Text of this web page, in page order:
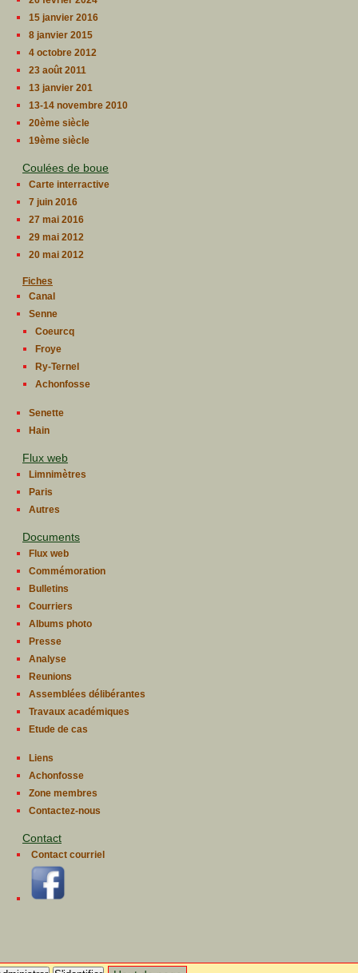
15 janvier 2016
8 janvier 2015
4 octobre 2012
23 août 2011
13 janvier 201
13-14 novembre 2010
20ème siècle
19ème siècle
Coulées de boue
Carte interractive
7 juin 2016
27 mai 2016
29 mai 2012
20 mai 2012
Fiches
Canal
Senne
Coeurcq
Froye
Ry-Ternel
Achonfosse
Senette
Hain
Flux web
Limnimètres
Paris
Autres
Documents
Flux web
Commémoration
Bulletins
Courriers
Albums photo
Presse
Analyse
Reunions
Assemblées délibérantes
Travaux académiques
Etude de cas
Liens
Achonfosse
Zone membres
Contactez-nous
Contact
Contact courriel